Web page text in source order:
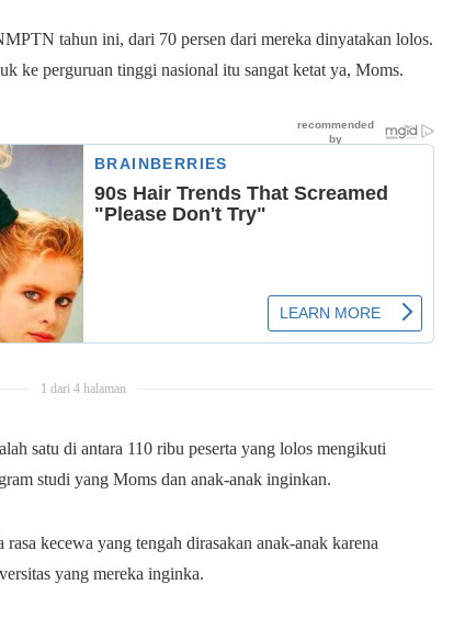
tahun ini, dari 70 persen dari mereka dinyatakan lolos.
ke perguruan tinggi nasional itu sangat ketat ya, Moms.
1 dari 4 halaman
satu di antara 110 ribu peserta yang lolos mengikuti
studi yang Moms dan anak-anak inginkan.
kecewa yang tengah dirasakan anak-anak karena
yang mereka inginka.